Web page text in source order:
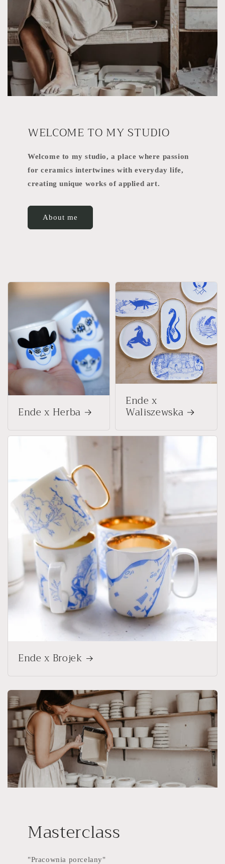
WELCOME TO MY STUDIO
Welcome to my studio, a place where passion
for ceramics intertwines with everyday life,
creating unique works of applied art.
About me
Ende x Herba
Ende x
Waliszewska
Ende x Brojek
Masterclass
"Pracownia porcelany"